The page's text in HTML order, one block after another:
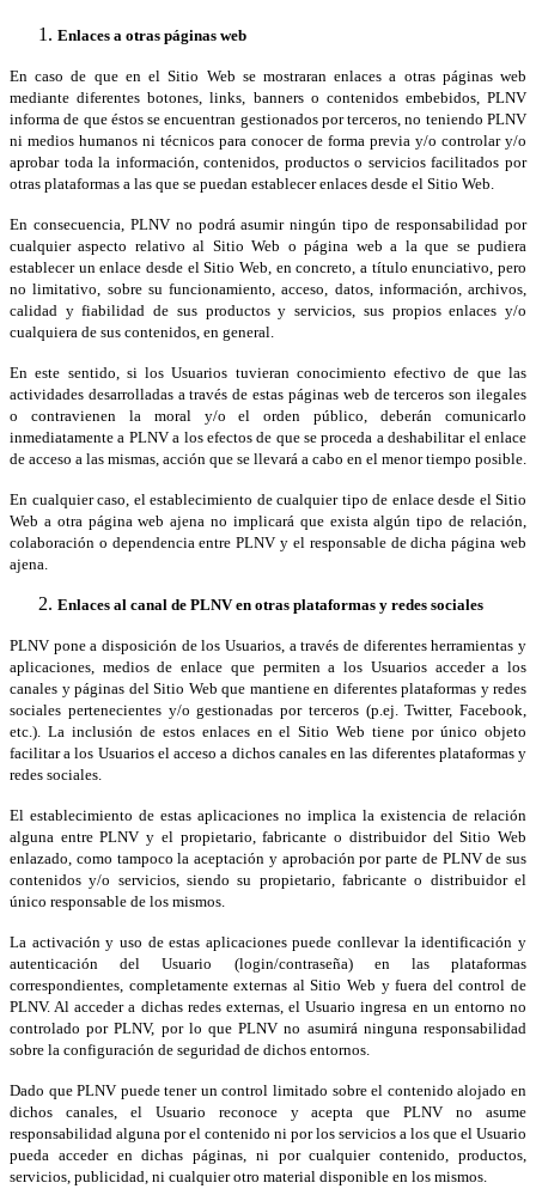
Enlaces a otras páginas web
En caso de que en el Sitio Web se mostraran enlaces a otras páginas web
mediante diferentes botones, links, banners o contenidos embebidos, PLNV
informa de que éstos se encuentran gestionados por terceros, no teniendo PLNV
ni medios humanos ni técnicos para conocer de forma previa y/o controlar y/o
aprobar toda la información, contenidos, productos o servicios facilitados por
otras plataformas a las que se puedan establecer enlaces desde el Sitio Web.
En consecuencia, PLNV no podrá asumir ningún tipo de responsabilidad por
cualquier aspecto relativo al Sitio Web o página web a la que se pudiera
establecer un enlace desde el Sitio Web, en concreto, a título enunciativo, pero
no limitativo, sobre su funcionamiento, acceso, datos, información, archivos,
calidad y fiabilidad de sus productos y servicios, sus propios enlaces y/o
cualquiera de sus contenidos, en general.
En este sentido, si los Usuarios tuvieran conocimiento efectivo de que las
actividades desarrolladas a través de estas páginas web de terceros son ilegales
o contravienen la moral y/o el orden público, deberán comunicarlo
inmediatamente a PLNV a los efectos de que se proceda a deshabilitar el enlace
de acceso a las mismas, acción que se llevará a cabo en el menor tiempo posible.
En cualquier caso, el establecimiento de cualquier tipo de enlace desde el Sitio
Web a otra página web ajena no implicará que exista algún tipo de relación,
colaboración o dependencia entre PLNV y el responsable de dicha página web
ajena.
Enlaces al canal de PLNV en otras plataformas y redes sociales
PLNV pone a disposición de los Usuarios, a través de diferentes herramientas y
aplicaciones, medios de enlace que permiten a los Usuarios acceder a los
canales y páginas del Sitio Web que mantiene en diferentes plataformas y redes
sociales pertenecientes y/o gestionadas por terceros (p.ej. Twitter, Facebook,
etc.). La inclusión de estos enlaces en el Sitio Web tiene por único objeto
facilitar a los Usuarios el acceso a dichos canales en las diferentes plataformas y
redes sociales.
El establecimiento de estas aplicaciones no implica la existencia de relación
alguna entre PLNV y el propietario, fabricante o distribuidor del Sitio Web
enlazado, como tampoco la aceptación y aprobación por parte de PLNV de sus
contenidos y/o servicios, siendo su propietario, fabricante o distribuidor el
único responsable de los mismos.
La activación y uso de estas aplicaciones puede conllevar la identificación y
autenticación del Usuario (login/contraseña) en las plataformas
correspondientes, completamente externas al Sitio Web y fuera del control de
PLNV. Al acceder a dichas redes externas, el Usuario ingresa en un entorno no
controlado por PLNV, por lo que PLNV no asumirá ninguna responsabilidad
sobre la configuración de seguridad de dichos entornos.
Dado que PLNV puede tener un control limitado sobre el contenido alojado en
dichos canales, el Usuario reconoce y acepta que PLNV no asume
responsabilidad alguna por el contenido ni por los servicios a los que el Usuario
pueda acceder en dichas páginas, ni por cualquier contenido, productos,
servicios, publicidad, ni cualquier otro material disponible en los mismos.